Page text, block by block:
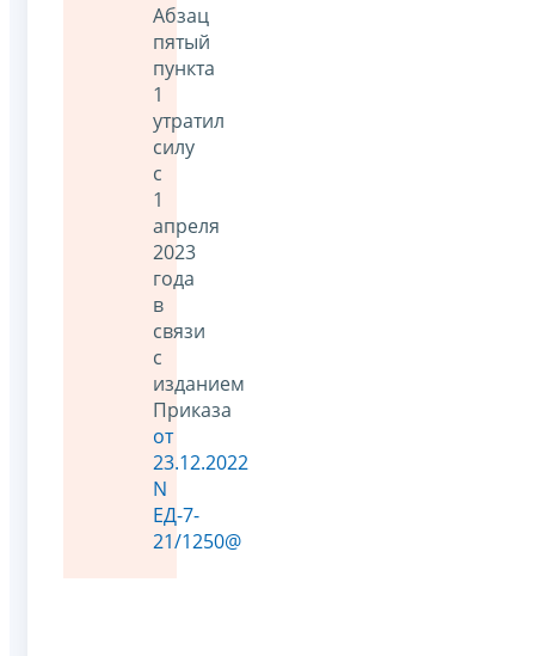
Абзац
пятый
пункта
1
утратил
силу
с
1
апреля
2023
года
в
связи
с
изданием
Приказа
от
23.12.2022
N
ЕД-7-
21/1250@